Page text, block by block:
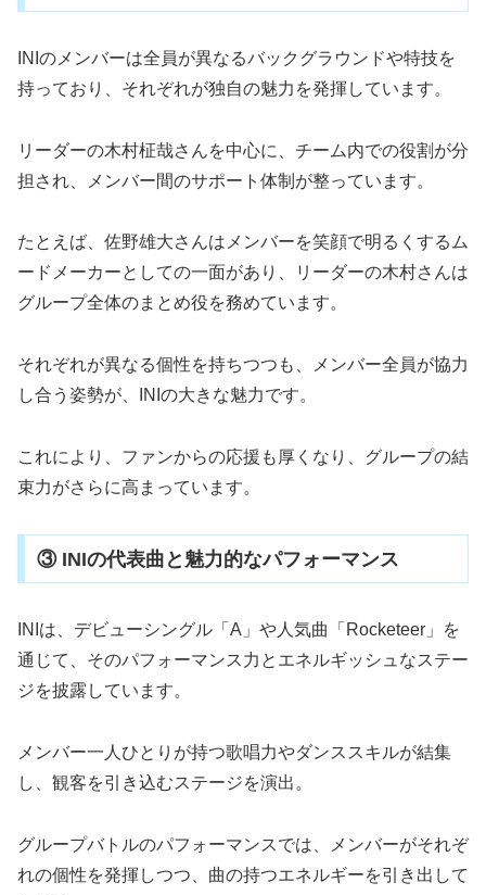
INIのメンバーは全員が異なるバックグラウンドや特技を
持っており、それぞれが独自の魅力を発揮しています。
リーダーの木村柾哉さんを中心に、チーム内での役割が分
担され、メンバー間のサポート体制が整っています。
たとえば、佐野雄大さんはメンバーを笑顔で明るくするム
ードメーカーとしての一面があり、リーダーの木村さんは
グループ全体のまとめ役を務めています。
それぞれが異なる個性を持ちつつも、メンバー全員が協力
し合う姿勢が、INIの大きな魅力です。
これにより、ファンからの応援も厚くなり、グループの結
束力がさらに高まっています。
③ INIの代表曲と魅力的なパフォーマンス
INIは、デビューシングル「A」や人気曲「Rocketeer」を
通じて、そのパフォーマンス力とエネルギッシュなステー
ジを披露しています。
メンバー一人ひとりが持つ歌唱力やダンススキルが結集
し、観客を引き込むステージを演出。
グループバトルのパフォーマンスでは、メンバーがそれぞ
れの個性を発揮しつつ、曲の持つエネルギーを引き出して